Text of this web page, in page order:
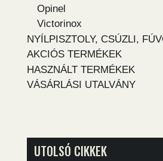
Opinel
Victorinox
NYÍLPISZTOLY, CSÚZLI,
AKCIÓS TERMÉKEK
HASZNÁLT TERMÉKEK
VÁSÁRLÁSI UTALVÁNY
UTOLSÓ CIKKEK